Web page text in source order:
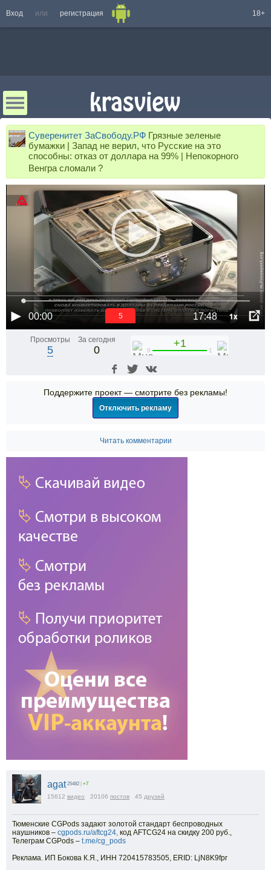
Вход или регистрация 18+
Суверенитет ЗаСвободу.РФ Грязные зеленые
бумажки | Запад не верил, что Русские на это
способны: отказ от доллара на 99% | Непокорного
Венгра сломали ?
00:00 17:48 1x
5
Просмотры
5
За сегодня
0
+1
0 1
Поддержите проект — смотрите без рекламы!
Отключить рекламу
Читать комментарии
agat 25482 +7
15612 видео 20106 постов 45 друзей
Тюменские CGPods задают золотой стандарт беспроводных
наушников – cgpods.ru/aftcg24, код AFTCG24 на скидку 200 руб.,
Телеграм CGPods – t.me/cg_pods
Реклама. ИП Бокова К.Я., ИНН 720415783505, ERID: LjN8K9fpr